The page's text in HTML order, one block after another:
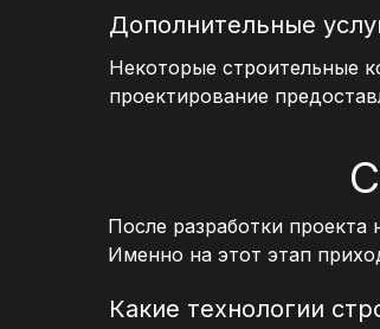
Дополнительные
Некоторые строительные
проектирование
После разработки
Именно на этот этап
Какие технологии